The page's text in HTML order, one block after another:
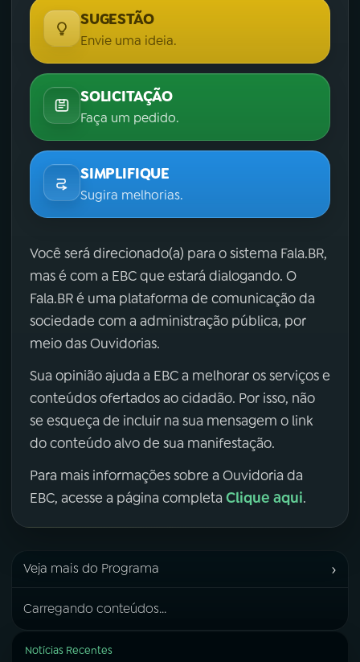
SUGESTÃO
Envie uma ideia.
SOLICITAÇÃO
Faça um pedido.
SIMPLIFIQUE
Sugira melhorias.
Você será direcionado(a) para o sistema Fala.BR,
mas é com a EBC que estará dialogando. O
Fala.BR é uma plataforma de comunicação da
sociedade com a administração pública, por
meio das Ouvidorias.
Sua opinião ajuda a EBC a melhorar os serviços e
conteúdos ofertados ao cidadão. Por isso, não
se esqueça de incluir na sua mensagem o link
do conteúdo alvo de sua manifestação.
Para mais informações sobre a Ouvidoria da
EBC, acesse a página completa Clique aqui.
Veja mais do Programa ›
Carregando conteúdos...
Notícias Recentes